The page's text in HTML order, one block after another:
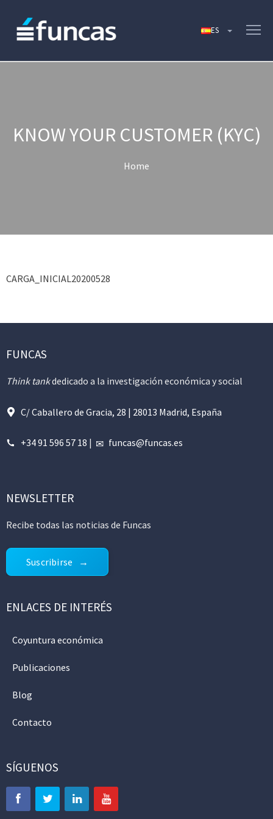
KNOW YOUR CUSTOMER (KYC)
Home
CARGA_INICIAL20200528
FUNCAS
Think tankdedicado a la investigación económica y social
C/ Caballero de Gracia, 28 | 28013 Madrid, España
+34 91 596 57 18 | funcas@funcas.es
NEWSLETTER
Recibe todas las noticias de Funcas
Suscribirse
ENLACES DE INTERÉS
Coyuntura económica
Publicaciones
Blog
Contacto
SÍGUENOS